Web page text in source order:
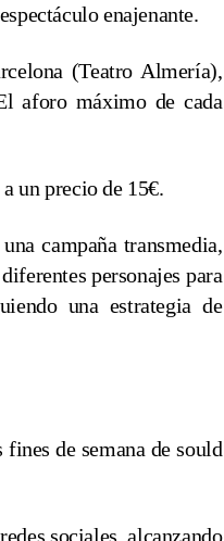
enajenante.
(Teatro Almería),
aforo máximo de cada
un precio de 15€.
campaña transmedia,
personajes para
una estrategia de
de semana de sould
sociales, alcanzando